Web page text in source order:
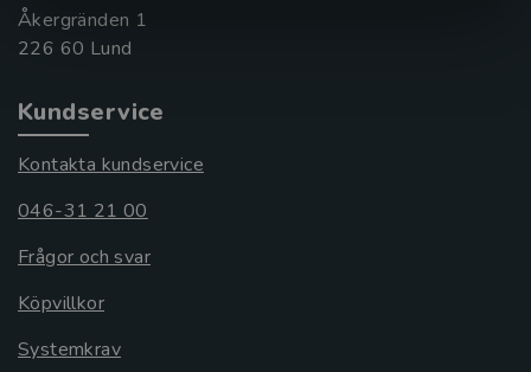
Åkergränden 1
Kundservice
Kontakta kundservice
046-31 21 00
Frågor och svar
Köpvillkor
Systemkrav